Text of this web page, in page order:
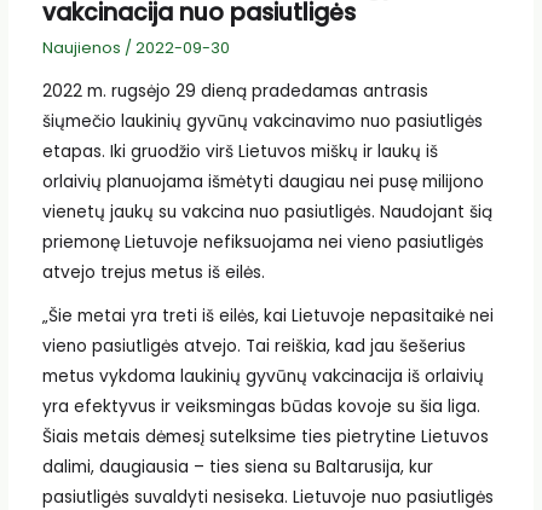
vakcinacija nuo pasiutligės
Naujienos / 2022-09-30
2022 m. rugsėjo 29 dieną pradedamas antrasis
šiųmečio laukinių gyvūnų vakcinavimo nuo pasiutligės
etapas. Iki gruodžio virš Lietuvos miškų ir laukų iš
orlaivių planuojama išmėtyti daugiau nei pusę milijono
vienetų jaukų su vakcina nuo pasiutligės. Naudojant šią
priemonę Lietuvoje nefiksuojama nei vieno pasiutligės
atvejo trejus metus iš eilės.
„Šie metai yra treti iš eilės, kai Lietuvoje nepasitaikė nei
vieno pasiutligės atvejo. Tai reiškia, kad jau šešerius
metus vykdoma laukinių gyvūnų vakcinacija iš orlaivių
yra efektyvus ir veiksmingas būdas kovoje su šia liga.
Šiais metais dėmesį sutelksime ties pietrytine Lietuvos
dalimi, daugiausia – ties siena su Baltarusija, kur
pasiutligės suvaldyti nesiseka. Lietuvoje nuo pasiutligės